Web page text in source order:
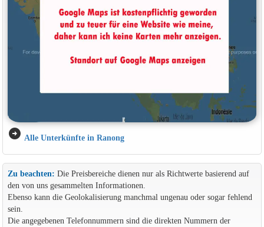
arrow_circle_right Alle Unterkünfte in Ranong
Zu beachten: Die Preisbereiche dienen nur als Richtwerte basierend auf
den von uns gesammelten Informationen.
Ebenso kann die Geolokalisierung manchmal ungenau oder sogar fehlend
sein.
Die angegebenen Telefonnummern sind die direkten Nummern der